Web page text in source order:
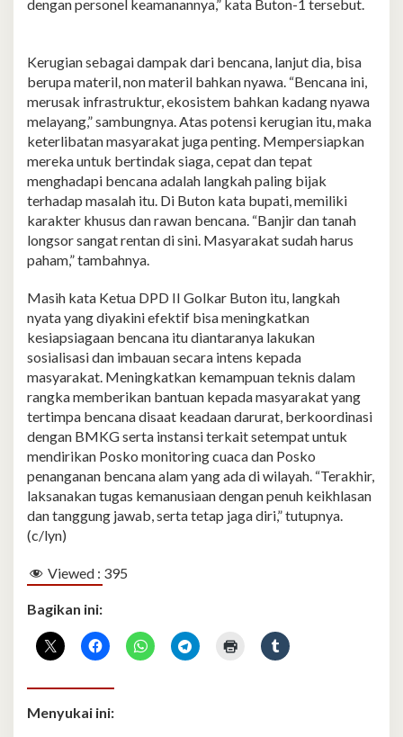
dengan personel keamanannya,” kata Buton-1 tersebut.
Kerugian sebagai dampak dari bencana, lanjut dia, bisa
berupa materil, non materil bahkan nyawa. “Bencana ini,
merusak infrastruktur, ekosistem bahkan kadang nyawa
melayang,” sambungnya. Atas potensi kerugian itu, maka
keterlibatan masyarakat juga penting. Mempersiapkan
mereka untuk bertindak siaga, cepat dan tepat
menghadapi bencana adalah langkah paling bijak
terhadap masalah itu. Di Buton kata bupati, memiliki
karakter khusus dan rawan bencana. “Banjir dan tanah
longsor sangat rentan di sini. Masyarakat sudah harus
paham,” tambahnya.
Masih kata Ketua DPD II Golkar Buton itu, langkah
nyata yang diyakini efektif bisa meningkatkan
kesiapsiagaan bencana itu diantaranya lakukan
sosialisasi dan imbauan secara intens kepada
masyarakat. Meningkatkan kemampuan teknis dalam
rangka memberikan bantuan kepada masyarakat yang
tertimpa bencana disaat keadaan darurat, berkoordinasi
dengan BMKG serta instansi terkait setempat untuk
mendirikan Posko monitoring cuaca dan Posko
penanganan bencana alam yang ada di wilayah. “Terakhir,
laksanakan tugas kemanusiaan dengan penuh keikhlasan
dan tanggung jawab, serta tetap jaga diri,” tutupnya.
(c/lyn)
Viewed : 395
Bagikan ini:
Menyukai ini: